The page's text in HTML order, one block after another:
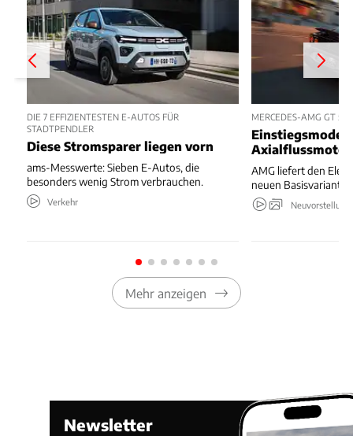
DIE 7 EFFIZIENTESTEN E-AUTOS FÜR
STADTPENDLER
Diese Stromsparer liegen vorn
ams-Messwerte: Sieben E-Autos, die
besonders wenig Strom verbrauchen.
Verkehr
MERCEDES-AMG GT 53
Einstiegsmodell
AMG liefert den
neuen Basisvariante.
Mehr anzeigen
Newsletter